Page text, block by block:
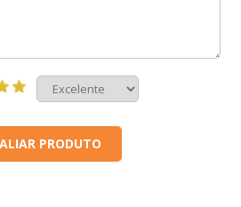
PRODUTO